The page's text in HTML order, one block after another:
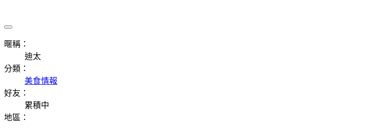
暱稱：
迪太
分類：
美食情報
好友：
累積中
地區：